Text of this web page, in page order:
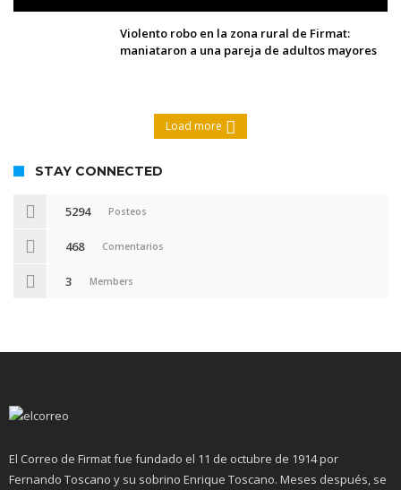
Violento robo en la zona rural de Firmat:
maniataron a una pareja de adultos mayores
Load more
STAY CONNECTED
5294 Posteos
468 Comentarios
3 Members
El Correo de Firmat fue fundado el 11 de octubre de 1914 por
Fernando Toscano y su sobrino Enrique Toscano. Meses después, se